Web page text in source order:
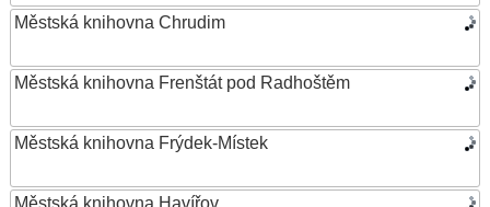
Městská knihovna Chrudim
Městská knihovna Frenštát pod Radhoštěm
Městská knihovna Frýdek-Místek
Městská knihovna Havířov